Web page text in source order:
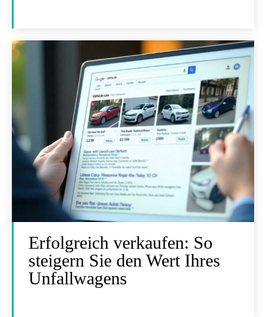
Erfolgreich verkaufen: So
steigern Sie den Wert Ihres
Unfallwagens